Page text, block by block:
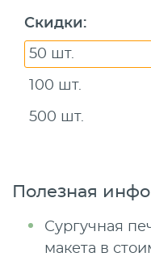
Полезная
Сургучная
макета в
Скидки:
50 шт.
100 шт.
500 шт.